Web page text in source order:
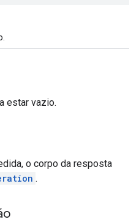
estar vazio.
o corpo da resposta
.